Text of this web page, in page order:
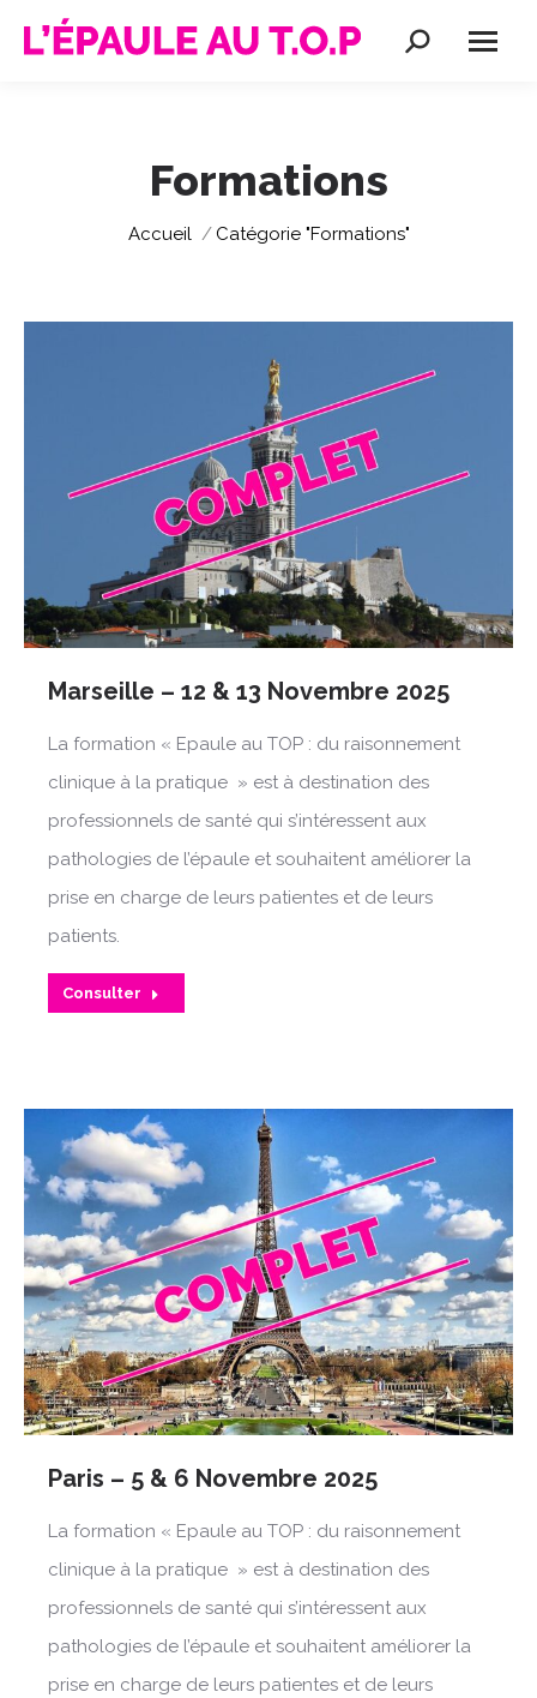
Recherche
Formations
Vous êtes ici :
Accueil Catégorie "Formations"
Marseille – 12 & 13 Novembre 2025
La formation « Epaule au TOP : du raisonnement
clinique à la pratique » est à destination des
professionnels de santé qui s’intéressent aux
pathologies de l’épaule et souhaitent améliorer la
prise en charge de leurs patientes et de leurs
patients.
Consulter
Paris – 5 & 6 Novembre 2025
La formation « Epaule au TOP : du raisonnement
clinique à la pratique » est à destination des
professionnels de santé qui s’intéressent aux
pathologies de l’épaule et souhaitent améliorer la
prise en charge de leurs patientes et de leurs